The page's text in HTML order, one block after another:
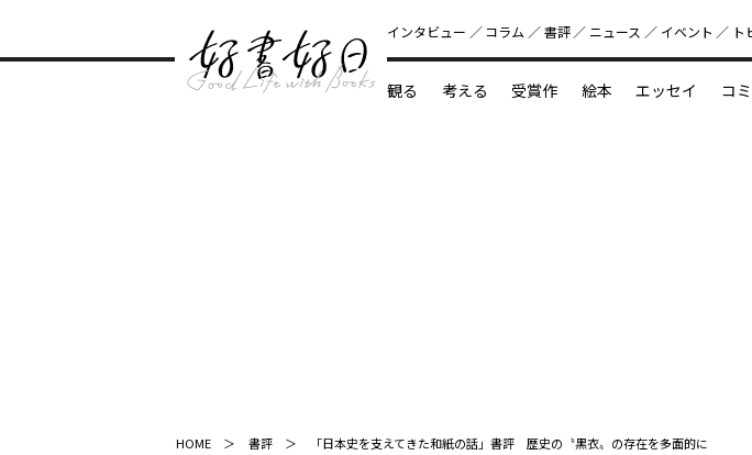
好書好日
インタビュー コラム 書評 ニュース イベント ト
観る 考える 受賞作 絵本 エッセイ コ
HOME 書評 「日本史を支えてきた和紙の話」書評 歴史の〝黒衣〟の存在を多面的に